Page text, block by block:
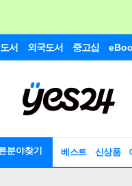
서 외국도서 중고샵
분야찾기 베스트 신상품